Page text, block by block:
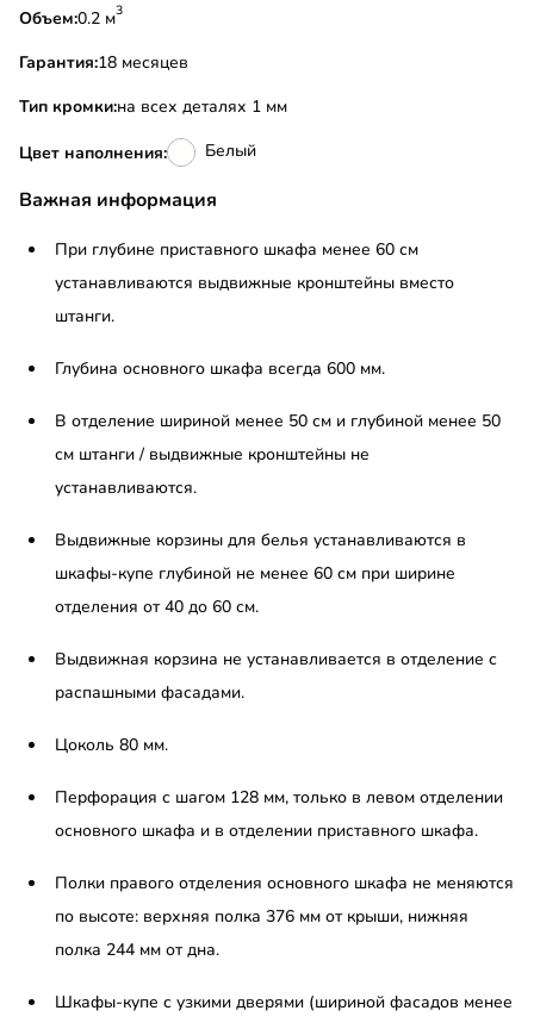
Объем:
0.2 м3
Гарантия:18 месяцев
Тип кромки:на всех деталях 1 мм
Цвет наполнения: Белый
Важная информация
При глубине приставного шкафа менее 60 см
устанавливаются выдвижные кронштейны вместо
штанги.
Глубина основного шкафа всегда 600 мм.
В отделение шириной менее 50 см и глубиной менее 50
см штанги / выдвижные кронштейны не
устанавливаются.
Выдвижные корзины для белья устанавливаются в
шкафы-купе глубиной не менее 60 см при ширине
отделения от 40 до 60 см.
Выдвижная корзина не устанавливается в отделение с
распашными фасадами.
Цоколь 80 мм.
Перфорация с шагом 128 мм, только в левом отделении
основного шкафа и в отделении приставного шкафа.
Полки правого отделения основного шкафа не меняются
по высоте: верхняя полка 376 мм от крыши, нижняя
полка 244 мм от дна.
Шкафы-купе с узкими дверями (шириной фасадов менее